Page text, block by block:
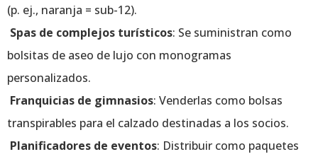
(p. ej., naranja = sub-12).
Spas de complejos turísticos: Se suministran como
bolsitas de aseo de lujo con monogramas
personalizados.
Franquicias de gimnasios: Venderlas como bolsas
transpirables para el calzado destinadas a los socios.
Planificadores de eventos: Distribuir como paquetes